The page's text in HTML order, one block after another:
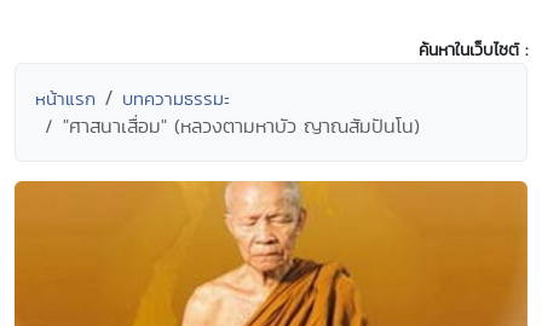
ค้นหาในเว็บไซต์ :
หน้าแรก บทความธรรมะ
"ศาสนาเสื่อม" (หลวงตามหาบัว ญาณสัมปันโน)